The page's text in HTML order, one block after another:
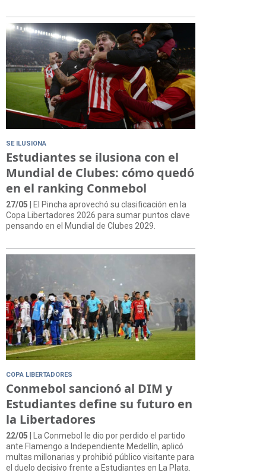
SE ILUSIONA
Estudiantes se ilusiona con el
Mundial de Clubes: cómo quedó
en el ranking Conmebol
27/05 | El Pincha aprovechó su clasificación en la
Copa Libertadores 2026 para sumar puntos clave
pensando en el Mundial de Clubes 2029.
COPA LIBERTADORES
Conmebol sancionó al DIM y
Estudiantes define su futuro en
la Libertadores
22/05 | La Conmebol le dio por perdido el partido
ante Flamengo a Independiente Medellín, aplicó
multas millonarias y prohibió público visitante para
el duelo decisivo frente a Estudiantes en La Plata.